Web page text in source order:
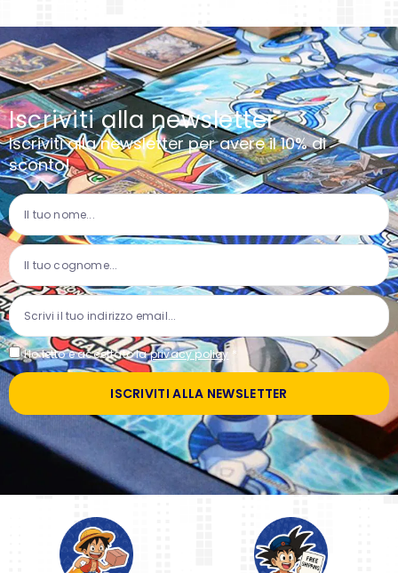
Iscriviti alla newsletter
Iscriviti alla newsletter per avere il 10% di
sconto!
Ho letto e accettato laprivacy policy *
ISCRIVITI ALLA NEWSLETTER